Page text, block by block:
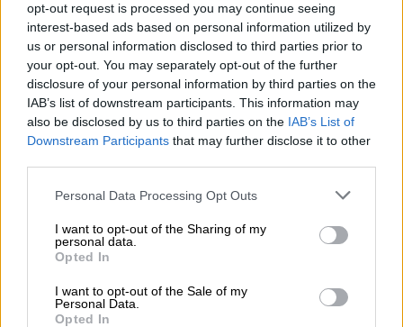
opt-out request is processed you may continue seeing
interest-based ads based on personal information utilized by
us or personal information disclosed to third parties prior to
your opt-out. You may separately opt-out of the further
disclosure of your personal information by third parties on the
IAB’s list of downstream participants. This information may
also be disclosed by us to third parties on the IAB’s List of
Downstream Participants that may further disclose it to other
Please note that this website/app uses one or more Google
not limited to your visit or usage behaviour. You may click to
grant or deny consent to Google and its third-party tags to
use your data for below specified purposes in below Google
consent section.
Personal Data Processing Opt Outs
I want to opt-out of the Sharing of my
personal data.
Opted In
I want to opt-out of the Sale of my
Personal Data.
Opted In
Ελλάδα|16.05.2026 17:58
Πιερράκακης στο συνέδριο της ΝΔ: Σε
έναν κόσμο αστάθειας η χώρα μας είναι
νησίδα σταθερότητας
Όσα ανέφερε ο πρόεδρος του Εurogroup και
υπουργός Εθνικής Οικονομίας και
Οικονομικών στο συνέδριο της ΝΔ